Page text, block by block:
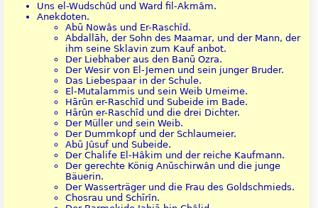
Uns el-Wudschûd und Ward fil-Akmâm.
Anekdoten.
Abū Nowâs und Er-Raschîd.
Abdallāh, der Sohn des Maamar, und der Mann, der
ihm seine Sklavin zum Kauf anbot.
Der Liebhaber aus den Banū Ozra.
Der Wesir von El-Jemen und sein junger Bruder.
Das Liebespaar in der Schule.
El-Mutalammis und sein Weib Umeime.
Hārûn er-Raschîd und Subeide im Bade.
Hārûn er-Raschîd und die drei Dichter.
Der Müller und sein Weib.
Der Dummkopf und der Schlaumeier.
Abū Jûsuf und Subeide.
Der Chalife El-Hâkim und der reiche Kaufmann.
Der gerechte König Anūschirwân und die junge
Bäuerin.
Der Wasserträger und die Frau des Goldschmieds.
Chosrau und Schīrîn.